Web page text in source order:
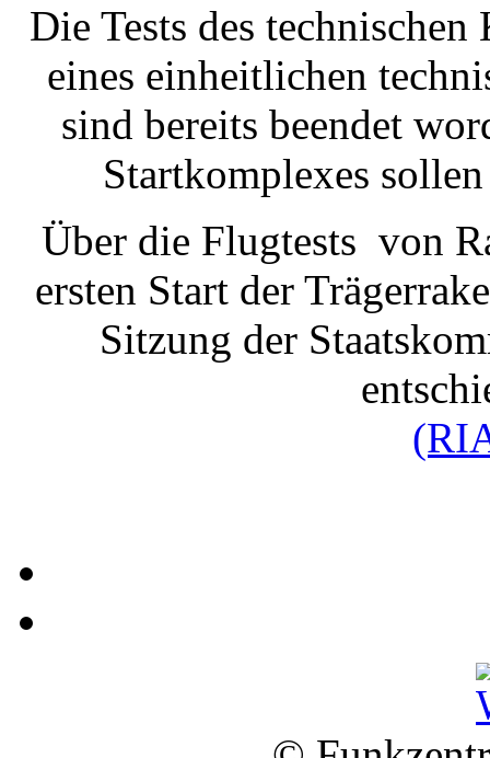
Die Tests des
eines einheitlichen
sind bereits beendet
Startkomplexes
Über die Flugtests von
ersten Start der
Sitzung der